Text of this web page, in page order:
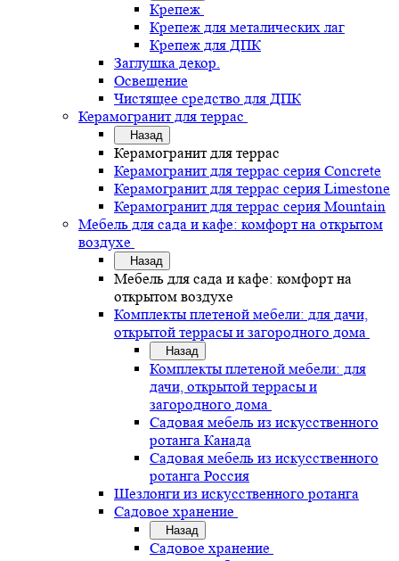
Крепеж
Крепеж для металических лаг
Крепеж для ДПК
Заглушка декор.
Освещение
Чистящее средство для ДПК
Керамогранит для террас
Назад
Керамогранит для террас
Керамогранит для террас серия Concrete
Керамогранит для террас серия Limestone
Керамогранит для террас серия Mountain
Мебель для сада и кафе: комфорт на открытом
воздухе
Назад
Мебель для сада и кафе: комфорт на
открытом воздухе
Комплекты плетеной мебели: для дачи,
открытой террасы и загородного дома
Назад
Комплекты плетеной мебели: для
дачи, открытой террасы и
загородного дома
Садовая мебель из искусственного
ротанга Канада
Садовая мебель из искусственного
ротанга Россия
Шезлонги из искусственного ротанга
Садовое хранение
Назад
Садовое хранение